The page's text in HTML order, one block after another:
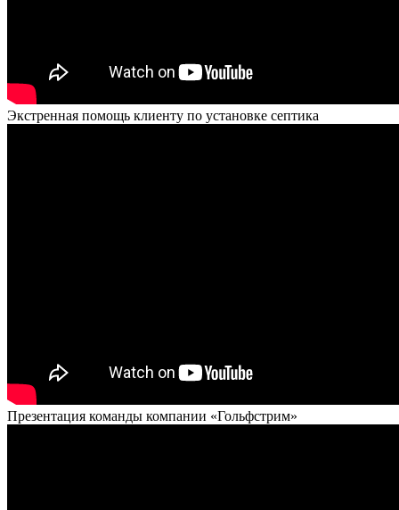
Экстренная помощь клиенту по установке септика
Презентация команды компании «Гольфстрим»